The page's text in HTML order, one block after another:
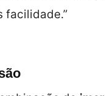
facilidade.”